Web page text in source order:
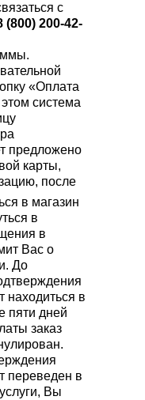
с
(800) 200-42-
«Оплата
система
предложено
карты,
после
в магазин
в
в
Вас о
До
находиться в
пяти дней
заказ
переведен в
Вы